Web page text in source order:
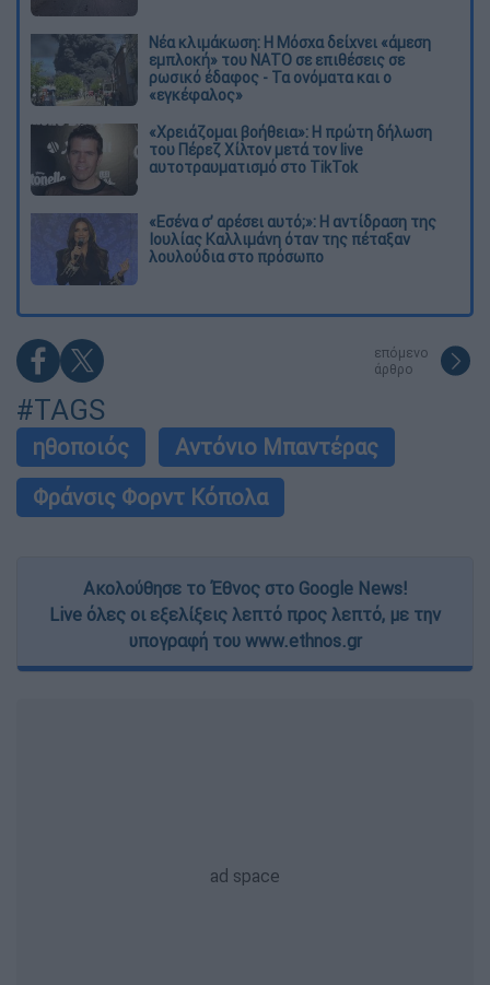
Νέα κλιμάκωση: Η Μόσχα δείχνει «άμεση
εμπλοκή» του ΝΑΤΟ σε επιθέσεις σε
ρωσικό έδαφος - Τα ονόματα και ο
«εγκέφαλος»
«Χρειάζομαι βοήθεια»: Η πρώτη δήλωση
του Πέρεζ Χίλτον μετά τον live
αυτοτραυματισμό στο TikTok
«Εσένα σ’ αρέσει αυτό;»: Η αντίδραση της
Ιουλίας Καλλιμάνη όταν της πέταξαν
λουλούδια στο πρόσωπο
επόμενο
άρθρο
#TAGS
ηθοποιός
Αντόνιο Μπαντέρας
Φράνσις Φορντ Κόπολα
Ακολούθησε το Έθνος στο Google News!
Live όλες οι εξελίξεις λεπτό προς λεπτό, με την
υπογραφή του www.ethnos.gr